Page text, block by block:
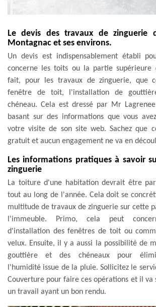
Le devis des travaux de zinguerie
Montagnac et ses environs.
Un devis est indispensablement établi
concerne les toits ou la partie supérieure
fait, pour les travaux de zinguerie, que
fenêtre de toit, l'installation de
chéneau. Cela est dressé par Mr
basant sur des informations que vous
votre visite de son site web. Sachez que
gratuit et aucun engagement ne va en
Les informations pratiques à savoir
zinguerie
La toiture d'une habitation devrait être
tout au long de l'année. Cela doit se
multitude de travaux de zinguerie sur cette
l'immeuble. Primo, cela peut
d'installation des fenêtres de toit ou
velux. Ensuite, il y a aussi la possibilité de
gouttière et des chéneaux pour
l'humidité issue de la pluie. Sollicitez le
Couverture pour faire ces opérations et il
un travail ayant un bon rendu.